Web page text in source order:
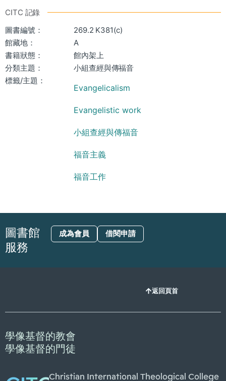
CITC 記錄
圖書編號：
269.2 K381(c)
館藏地：
A
書籍狀態：
館內架上
分類主題：
小組查經與傳福音
標籤/主題：
Evangelicalism
Evangelistic work
小組查經與傳福音
福音主義
福音工作
圖書館
服務
成為會員 借閱申請
返回頁首
學像基督的教會
學像基督的門徒
Christian International Theological College